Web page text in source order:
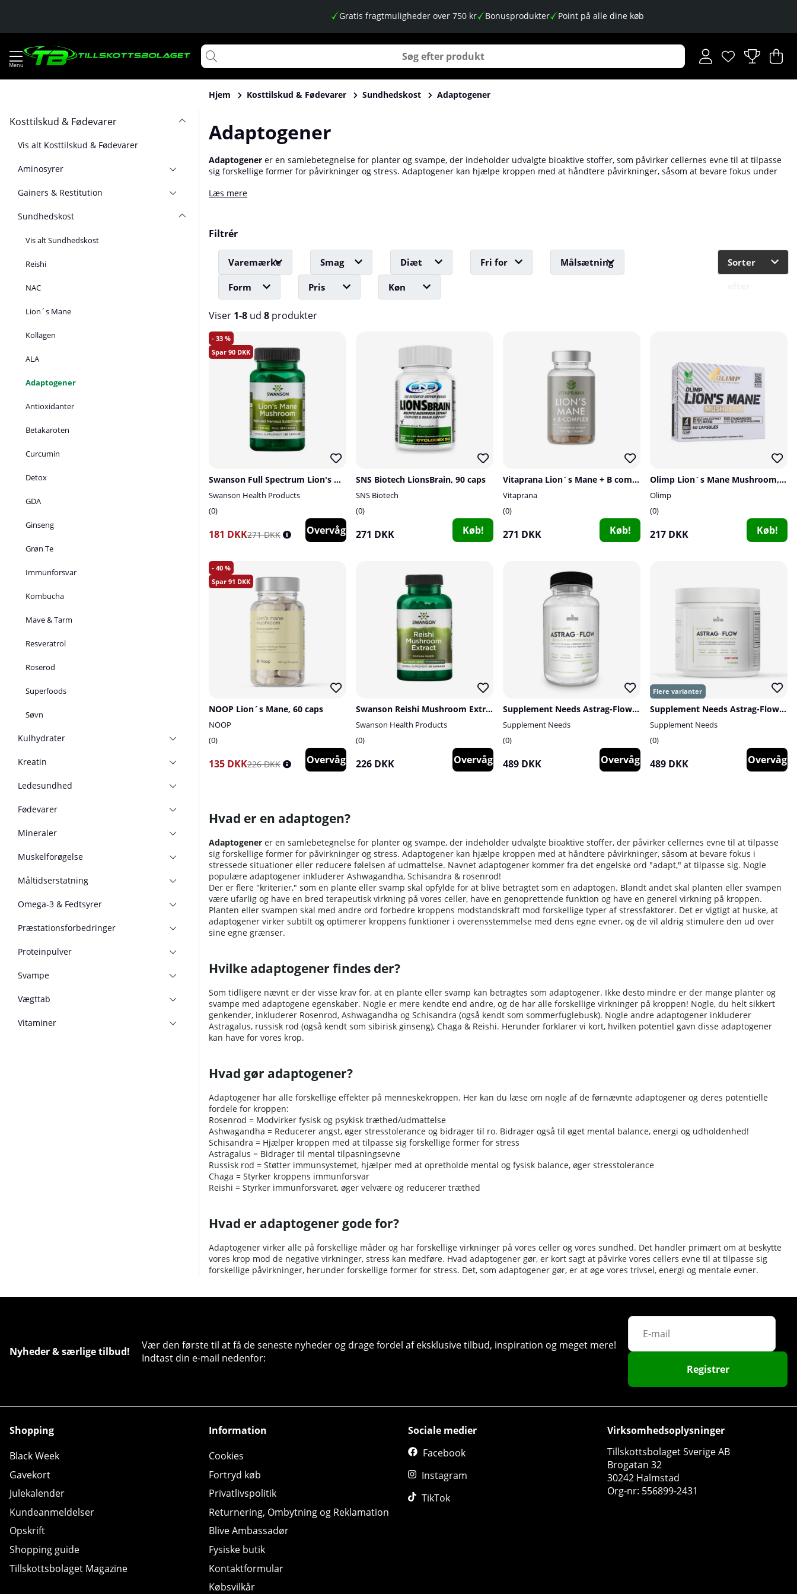
Gratis fragtmuligheder over 750 kr Bonusprodukter Point på alle dine køb
Ønskeliste
Antal på
.
.
Hjem Kosttilskud & Fødevarer Sundhedskost Adaptogener
Kosttilskud & Fødevarer
Vis alt Kosttilskud & Fødevarer
Aminosyrer
Gainers & Restitution
Sundhedskost
Vis alt Sundhedskost
Reishi
NAC
Lion´s Mane
Kollagen
ALA
Adaptogener
Antioxidanter
Betakaroten
Curcumin
Detox
GDA
Ginseng
Grøn Te
Immunforsvar
Kombucha
Mave & Tarm
Resveratrol
Roserod
Superfoods
Søvn
Kulhydrater
Kreatin
Ledesundhed
Fødevarer
Mineraler
Muskelforøgelse
Måltidserstatning
Omega-3 & Fedtsyrer
Præstationsforbedringer
Proteinpulver
Svampe
Vægttab
Vitaminer
Adaptogener
Adaptogener er en samlebetegnelse for planter og svampe, der indeholder udvalgte bioaktive stoffer, som påvirker cellernes evne til at tilpasse
sig forskellige former for påvirkninger og stress. Adaptogener kan hjælpe kroppen med at håndtere påvirkninger, såsom at bevare fokus under
sig. Nogle populære adaptogener inkluderer Ashwagandha, Schisandra og Rosenrod! Hos os på Tillskottsbolaget finder du adskillige forskellige
Læs mere
Filtrér
Varemærke Smag Diæt Fri for Målsætning
Form Pris Køn
Sorter
Viser 1-8 ud 8 produkter
Produkter
33
90
Swanson Full Spectrum Lion's Mane Mushroom, 500 mg, 60 caps
Swanson Health Products
0
181 DKK271 DKK Overvåg
SNS Biotech LionsBrain, 90 caps
SNS Biotech
0
271 DKK Køb!
Vitaprana Lion´s Mane + B complex, 50 caps
Vitaprana
0
271 DKK Køb!
Olimp Lion´s Mane Mushroom, 60 caps
Olimp
0
217 DKK Køb!
40
91
NOOP Lion´s Mane, 60 caps
NOOP
0
135 DKK226 DKK Overvåg
Swanson Reishi Mushroom Extract, 500 mg, 90 caps
Swanson Health Products
0
226 DKK Overvåg
Supplement Needs Astrag-Flow, 240 caps
Supplement Needs
0
489 DKK Overvåg
Supplement Needs Astrag-Flow, 30 serv.
Supplement Needs
0
489 DKK Overvåg
Hvad er en adaptogen?
Adaptogener er en samlebetegnelse for planter og svampe, der indeholder udvalgte bioaktive stoffer, der påvirker cellernes evne til at tilpasse
sig forskellige former for påvirkninger og stress. Adaptogener kan hjælpe kroppen med at håndtere påvirkninger, såsom at bevare fokus i
stressede situationer eller reducere følelsen af udmattelse. Navnet adaptogener kommer fra det engelske ord "adapt," at tilpasse sig. Nogle
populære adaptogener inkluderer Ashwagandha, Schisandra & rosenrod!
Der er flere "kriterier," som en plante eller svamp skal opfylde for at blive betragtet som en adaptogen. Blandt andet skal planten eller svampen
være ufarlig og have en bred terapeutisk virkning på vores celler, have en genoprettende funktion og have en generel virkning på kroppen.
Planten eller svampen skal med andre ord forbedre kroppens modstandskraft mod forskellige typer af stressfaktorer. Det er vigtigt at huske, at
adaptogener virker subtilt og optimerer kroppens funktioner i overensstemmelse med dens egne evner, og de vil aldrig stimulere den ud over
sine egne grænser.
Hvilke adaptogener findes der?
Som tidligere nævnt er der visse krav for, at en plante eller svamp kan betragtes som adaptogener. Ikke desto mindre er der mange planter og
svampe med adaptogene egenskaber. Nogle er mere kendte end andre, og de har alle forskellige virkninger på kroppen! Nogle, du helt sikkert
genkender, inkluderer Rosenrod, Ashwagandha og Schisandra (også kendt som sommerfuglebusk). Nogle andre adaptogener inkluderer
Astragalus, russisk rod (også kendt som sibirisk ginseng), Chaga & Reishi. Herunder forklarer vi kort, hvilken potentiel gavn disse adaptogener
kan have for vores krop.
Hvad gør adaptogener?
Adaptogener har alle forskellige effekter på menneskekroppen. Her kan du læse om nogle af de førnævnte adaptogener og deres potentielle
fordele for kroppen:
Rosenrod = Modvirker fysisk og psykisk træthed/udmattelse
Ashwagandha = Reducerer angst, øger stresstolerance og bidrager til ro. Bidrager også til øget mental balance, energi og udholdenhed!
Schisandra = Hjælper kroppen med at tilpasse sig forskellige former for stress
Astragalus = Bidrager til mental tilpasningsevne
Russisk rod = Støtter immunsystemet, hjælper med at opretholde mental og fysisk balance, øger stresstolerance
Chaga = Styrker kroppens immunforsvar
Reishi = Styrker immunforsvaret, øger velvære og reducerer træthed
Hvad er adaptogener gode for?
Adaptogener virker alle på forskellige måder og har forskellige virkninger på vores celler og vores sundhed. Det handler primært om at beskytte
vores krop mod de negative virkninger, stress kan medføre. Hvad adaptogener gør, er kort sagt at påvirke vores cellers evne til at tilpasse sig
forskellige påvirkninger, herunder forskellige former for stress. Det, som adaptogener gør, er at øge vores trivsel, energi og mentale evner.
Nyheder & særlige tilbud!
Vær den første til at få de seneste nyheder og drage fordel af eksklusive tilbud, inspiration og meget mere!
Indtast din e-mail nedenfor:
Registrer
Shopping
Black Week
Gavekort
Julekalender
Kundeanmeldelser
Opskrift
Shopping guide
Tillskottsbolaget Magazine
Information
Cookies
Fortryd køb
Privatlivspolitik
Returnering, Ombytning og Reklamation
Blive Ambassadør
Fysiske butik
Kontaktformular
Købsvilkår
Sociale medier
Facebook
Instagram
TikTok
Virksomhedsoplysninger
Tillskottsbolaget Sverige AB
Brogatan 32
30242 Halmstad
Org-nr: 556899-2431